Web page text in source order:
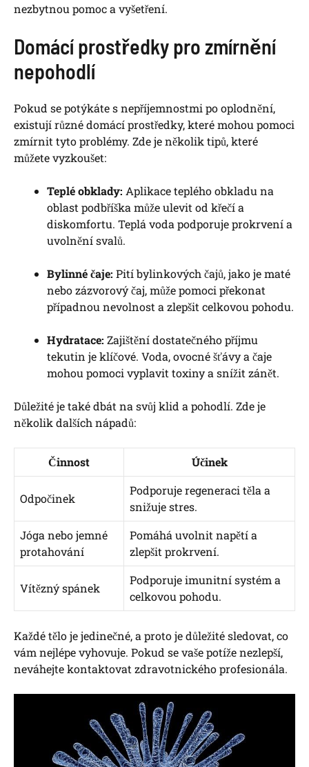
nezbytnou pomoc a vyšetření.
Domácí prostředky pro zmírnění
nepohodlí
Pokud se potýkáte s nepříjemnostmi po oplodnění,
existují různé domácí prostředky, které mohou pomoci
zmírnit tyto problémy. Zde je několik tipů, které
můžete vyzkoušet:
Teplé obklady: Aplikace teplého obkladu na
oblast podbříška může ulevit od křečí a
diskomfortu. Teplá voda podporuje prokrvení a
uvolnění svalů.
Bylinné čaje: Pití bylinkových čajů, jako je maté
nebo zázvorový čaj, může pomoci překonat
případnou nevolnost a zlepšit celkovou pohodu.
Hydratace: Zajištění dostatečného příjmu
tekutin je klíčové. Voda, ovocné šťávy a čaje
mohou pomoci vyplavit toxiny a snížit zánět.
Důležité je také dbát na svůj klid a pohodlí. Zde je
několik dalších nápadů:
Činnost Účinek
Odpočinek
Podporuje regeneraci těla a
snižuje stres.
Jóga nebo jemné
protahování
Pomáhá uvolnit napětí a
zlepšit prokrvení.
Vítězný spánek
Podporuje imunitní systém a
celkovou pohodu.
Každé tělo je jedinečné, a proto je důležité sledovat, co
vám nejlépe vyhovuje. Pokud se vaše potíže nezlepší,
neváhejte kontaktovat zdravotnického profesionála.